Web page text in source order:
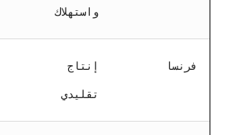
واستهلاك
فرنسا إنتاج
تقليدي